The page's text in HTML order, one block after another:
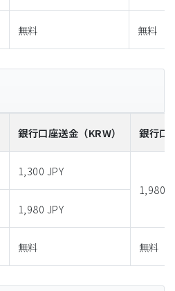
無料 無料
銀行口座送金 （KRW） 銀行口
1,300 JPY
1,980
1,980 JPY
無料 無料